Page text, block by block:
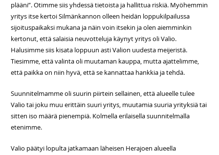
plääni”. Otimme siis yhdessä tietoista ja hallittua riskiä. Myöhemmin
yritys itse kertoi Silmänkannon olleen heidän loppukilpailussa
sijoituspaikaksi mukana ja näin voin itsekin ja olen aiemminkin
kertonut, että salaisia neuvotteluja käynyt yritys oli Valio.
Halusimme siis kisata loppuun asti Valion uudesta meijeristä.
Tiesimme, että valinta oli muutaman kauppa, mutta ajattelimme,
että paikka on niin hyvä, että se kannattaa hankkia ja tehdä.
Suunnitelmamme oli suurin piirtein sellainen, että alueelle tulee
Valio tai joku muu erittäin suuri yritys, muutamia suuria yrityksiä tai
sitten iso määrä pienempiä. Kolmella erilaisella suunnitelmalla
etenimme.
Valio päätyi lopulta jatkamaan läheisen Herajoen alueella